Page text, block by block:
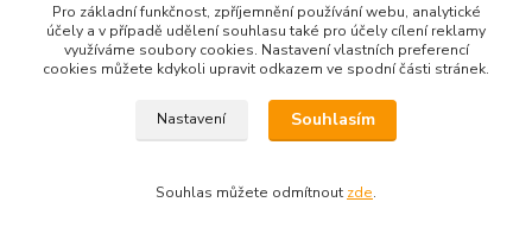
Od 1.7.2024 osobní odběr v Karviné zrušen.
Osobní převzetí dle tel. dohody na čísle 731 077 869
Pro základní funkčnost, zpříjemnění používání webu, analytické
účely a v případě udělení souhlasu také pro účely cílení reklamy
využíváme soubory cookies. Nastavení vlastních preferencí
cookies můžete kdykoli upravit odkazem ve spodní části stránek.
Nastavení Souhlasím
Souhlas můžete odmítnout zde.